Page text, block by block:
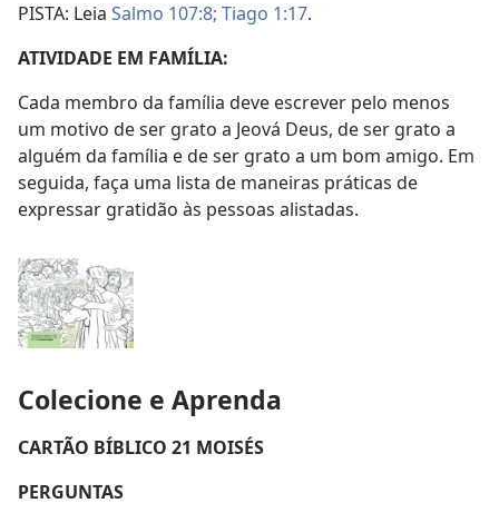
PISTA: Leia Salmo 107:8; Tiago 1:17.
ATIVIDADE EM FAMÍLIA:
Cada membro da família deve escrever pelo menos
um motivo de ser grato a Jeová Deus, de ser grato a
alguém da família e de ser grato a um bom amigo. Em
seguida, faça uma lista de maneiras práticas de
expressar gratidão às pessoas alistadas.
Colecione e Aprenda
CARTÃO BÍBLICO 21 MOISÉS
PERGUNTAS